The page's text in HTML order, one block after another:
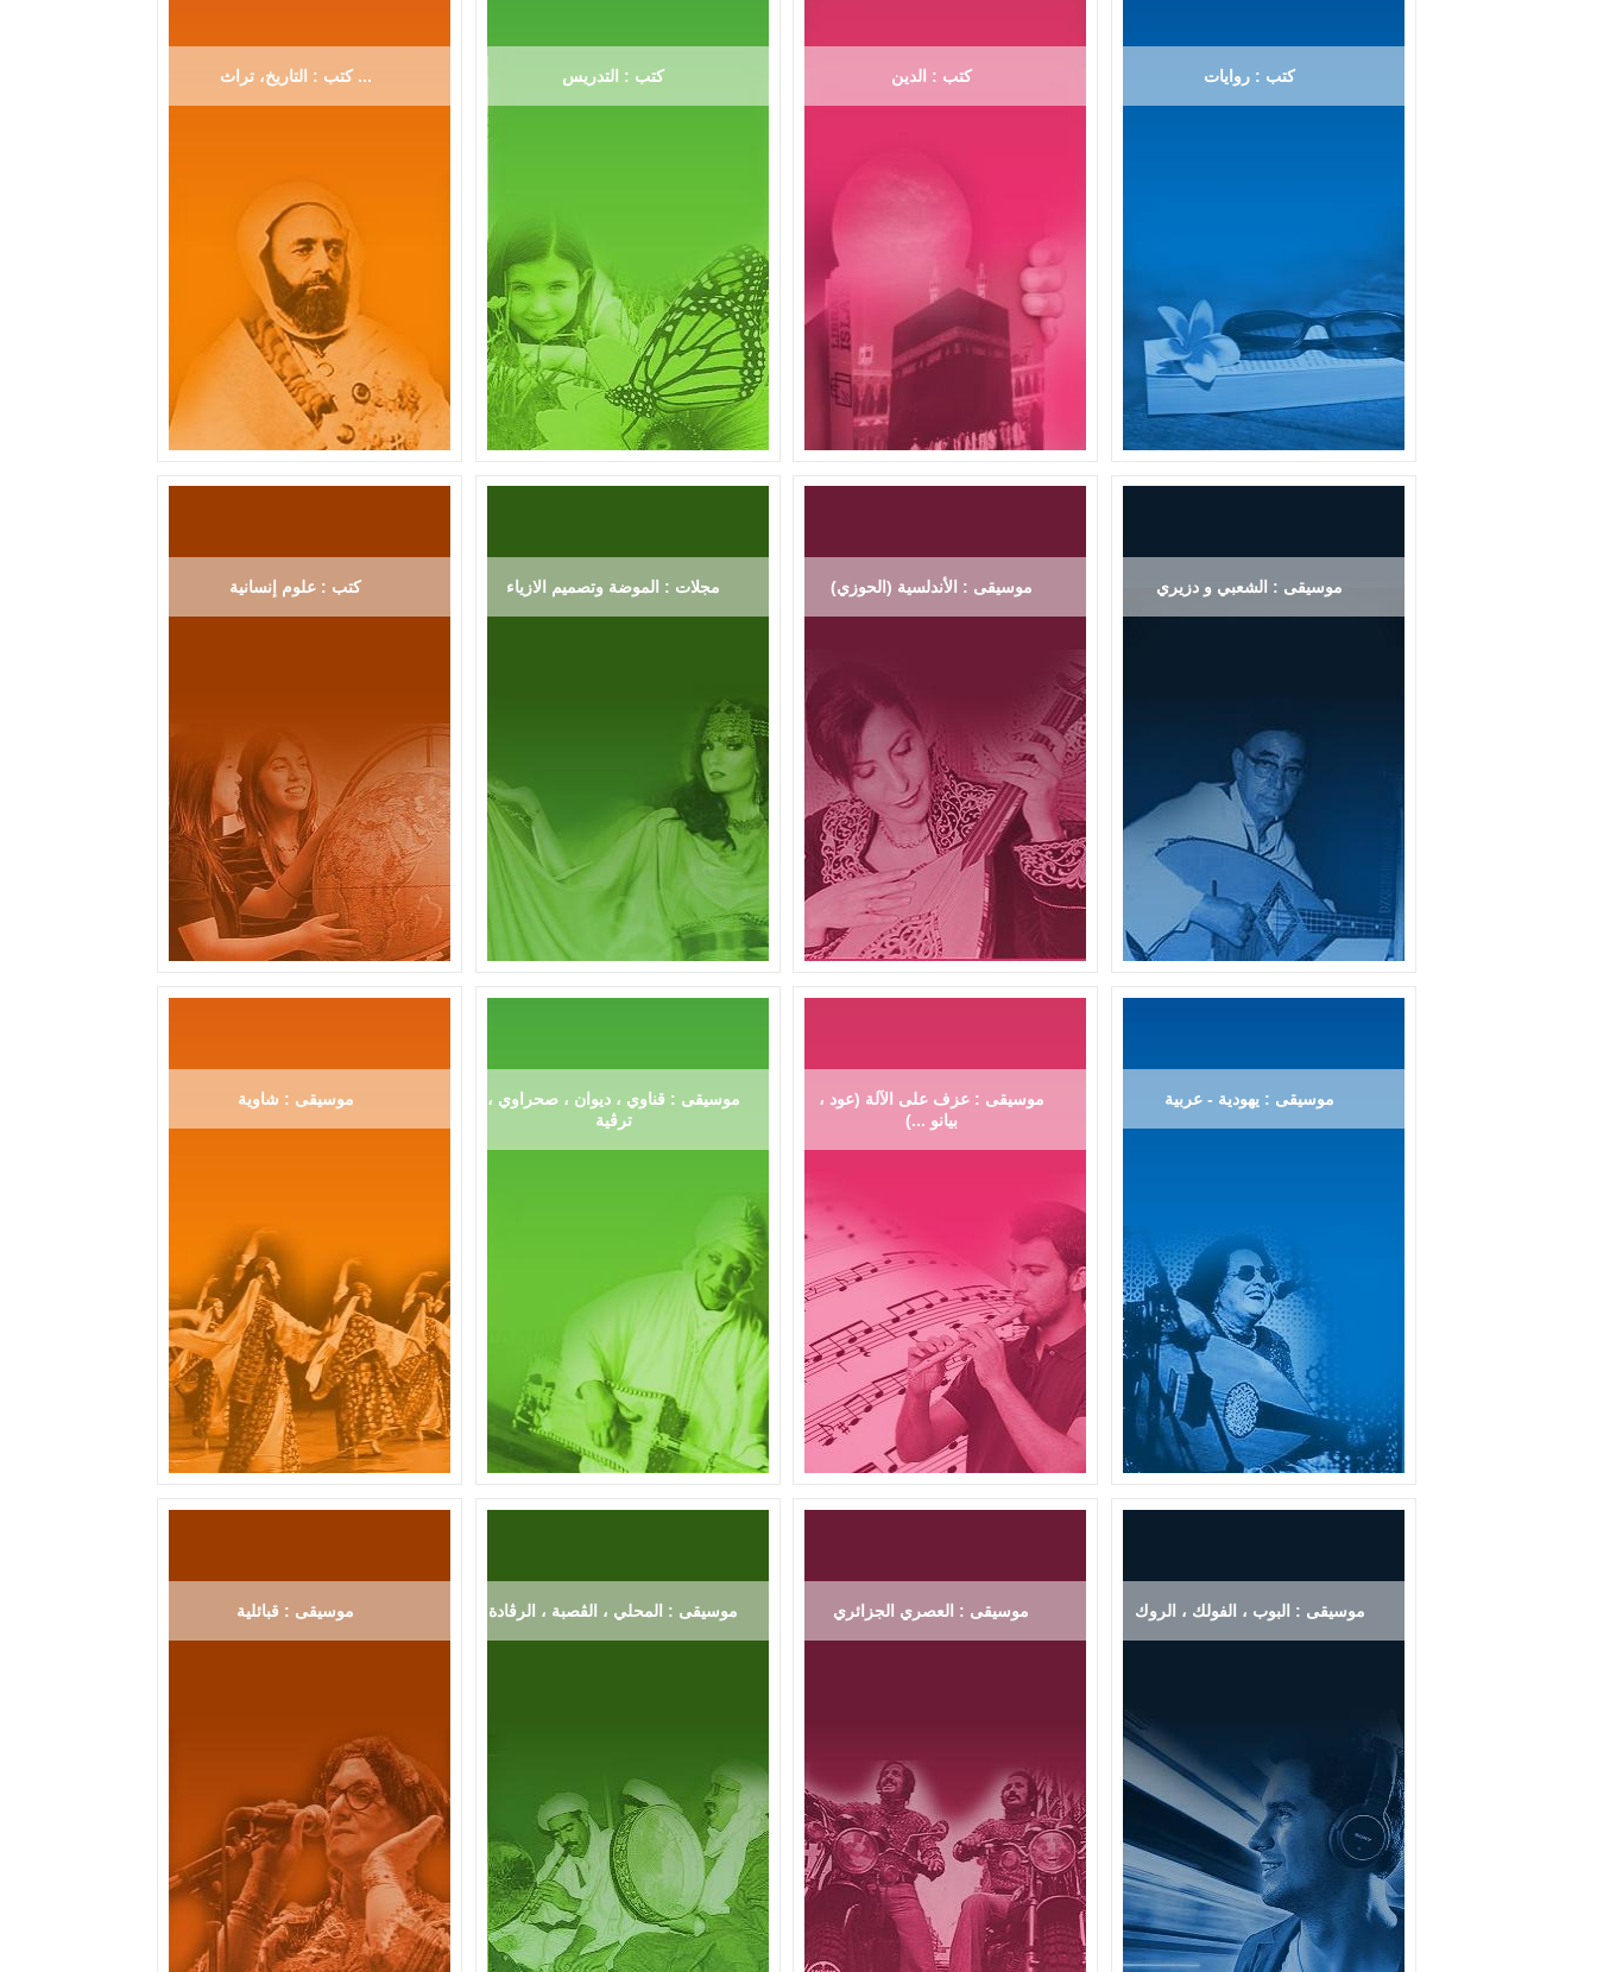
كتب : التاريخ، تراث ... كتب : التدريس كتب : الدين كتب : روايات
كتب : علوم إنسانية مجلات : الموضة وتصميم الازياء موسيقى : الأندلسية (الحوزي) موسيقى : الشعبي و دزيري
موسيقى : شاوية
موسيقى : قناوي ، ديوان ، صحراوي ،
ترڨية
موسيقى : عزف على الآلة (عود ،
بيانو ...)
موسيقى : يهودية - عربية
موسيقى : قبائلية موسيقى : المحلي ، الڨصبة ، الرڨادة موسيقى : العصري الجزائري موسيقى : البوب ، الفولك ، الروك